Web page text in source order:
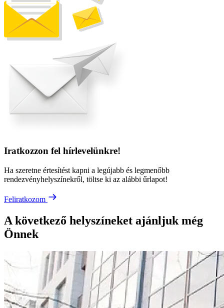
Iratkozzon fel hírlevelünkre!
Ha szeretne értesítést kapni a legújabb és legmenőbb
rendezvényhelyszínekről, töltse ki az alábbi űrlapot!
Feliratkozom
A következő helyszíneket ajánljuk még
Önnek